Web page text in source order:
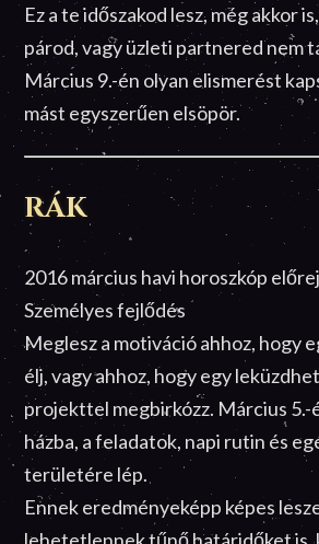
Ez a te időszakod lesz, még akkor
párod, vagy üzleti partnered nem
Március 9.-én olyan elismerést
mást egyszerűen elsöpör.
RÁK
2016 március havi horoszkóp
Személyes fejlődés
Meglesz a motiváció ahhoz, hogy
élj, vagy ahhoz, hogy egy
projekttel megbirkózz. Március 5.-
házba, a feladatok, napi rutin és
területére lép.
Ennek eredményeképp képes